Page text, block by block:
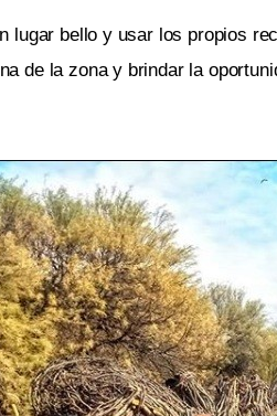
lugar bello y usar los propios
de la zona y brindar la